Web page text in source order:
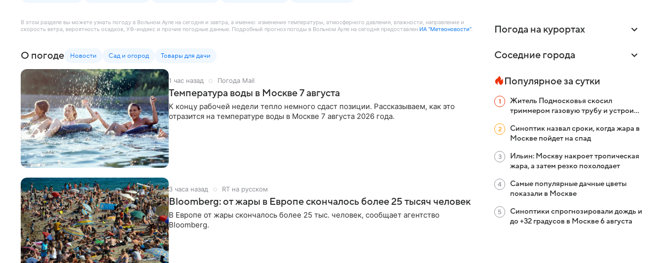
В этом разделе вы можете узнать погоду в Вольном Ауле на сегодня и завтра, а именно: изменение температуры, атмосферного давления, влажности, направление и
скорость ветра, вероятность осадков, УФ-индекс и прочие погодные данные. Подробный прогноз погоды в Вольном Ауле на сегодня предоставлен ИА “Метеоновости”.
О погоде Новости Сад и огород Товары для дачи
1 час назад Погода Mail
Температура воды в Москве 7 августа
К концу рабочей недели тепло немного сдаст позиции. Рассказываем, как это
отразится на температуре воды в Москве 7 августа 2026 года.
3 часа назад RT на русском
Bloomberg: от жары в Европе скончалось более 25 тысяч человек
В Европе от жары скончалось более 25 тыс. человек, сообщает агентство
Bloomberg.
Погода на курортах
Соседние города
Популярное за сутки
Житель Подмосковья скосил
триммером газовую трубу и устроил
Синоптик назвал сроки, когда жара в
Москве пойдет на спад
Ильин: Москву накроет тропическая
жара, а затем резко похолодает
Самые популярные дачные цветы
показали в Москве
Синоптики спрогнозировали дождь и
до +32 градусов в Москве 6 августа